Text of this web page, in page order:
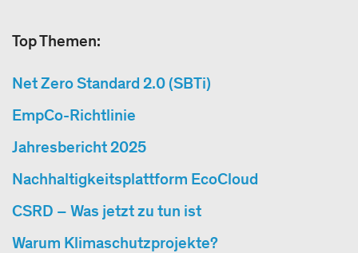
Top Themen:
Net Zero Standard 2.0 (SBTi)
EmpCo-Richtlinie
Jahresbericht 2025
Nachhaltigkeitsplattform EcoCloud
CSRD – Was jetzt zu tun ist
Warum Klimaschutzprojekte?